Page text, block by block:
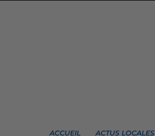
ACCUEIL ACTUS LOCALES